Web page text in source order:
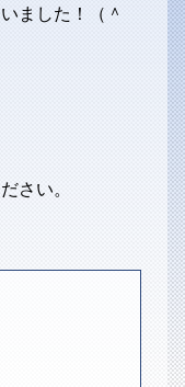
ました！（＾
さい。